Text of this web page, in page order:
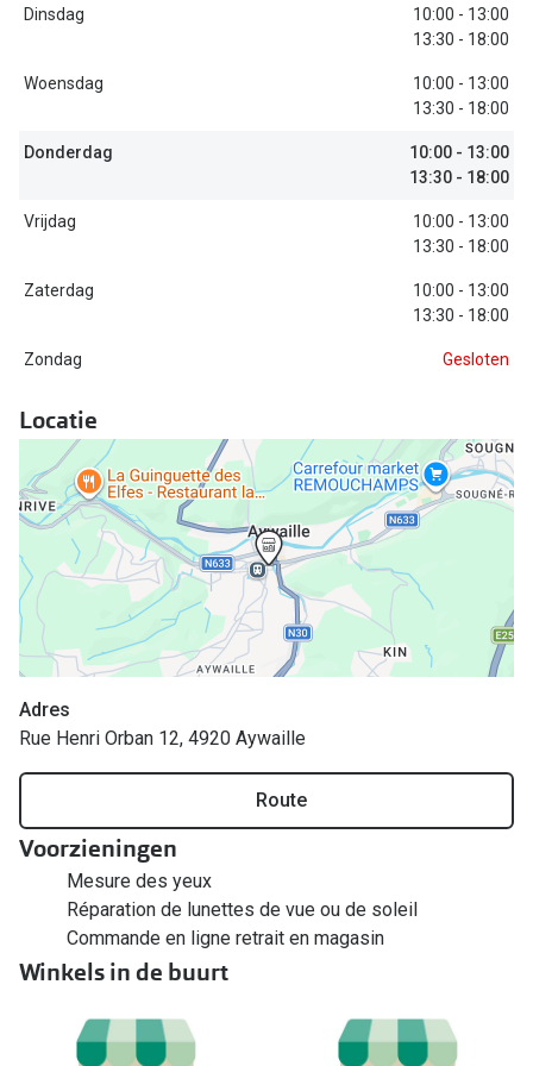
Gucci
Seen
Michael Kors
Ralph Lauren
Alle brillen merken
Online hulp & advies
Bril online kopen in maar 4 stappen
Soorten brillenglazen
Bril online passen
Meekleurende glazen
Nachtbril
Alles over brillen
Bausch +
Biofinity
Dailies
Proclear
Online
Doe de
Eerste
Lenzen
Dinsdag
10:00 - 13:00
13:30 - 18:00
Woensdag
10:00 - 13:00
13:30 - 18:00
Donderdag
10:00 - 13:00
13:30 - 18:00
Vrijdag
10:00 - 13:00
13:30 - 18:00
Zaterdag
10:00 - 13:00
13:30 - 18:00
Zondag Gesloten
Locatie
Adres
Rue Henri Orban 12, 4920 Aywaille
Route
Voorzieningen
Mesure des yeux
Réparation de lunettes de vue ou de soleil
Commande en ligne retrait en magasin
Winkels in de buurt